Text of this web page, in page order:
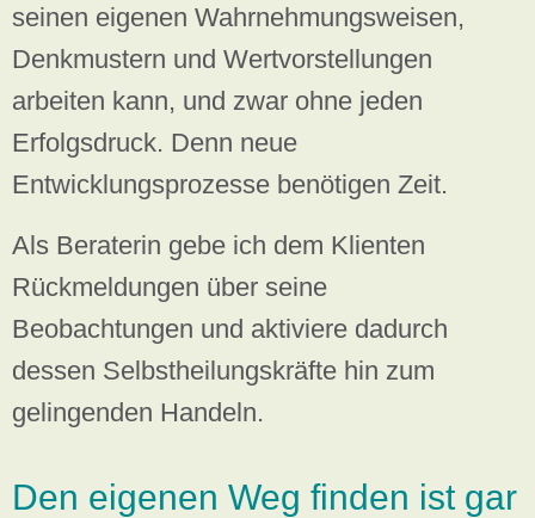
seinen eigenen Wahrnehmungsweisen,
Denkmustern und Wertvorstellungen
arbeiten kann, und zwar ohne jeden
Erfolgsdruck. Denn neue
Entwicklungsprozesse benötigen Zeit.
Als Beraterin gebe ich dem Klienten
Rückmeldungen über seine
Beobachtungen und aktiviere dadurch
dessen Selbstheilungskräfte hin zum
gelingenden Handeln.
Den eigenen Weg finden ist gar